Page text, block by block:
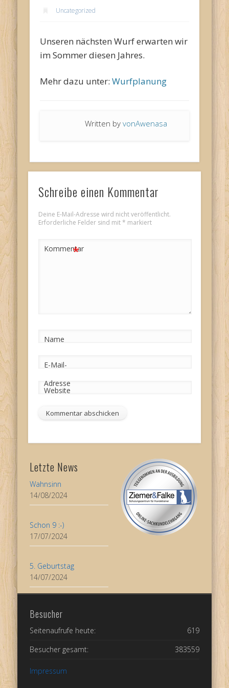
Uncategorized
Unseren nächsten Wurf erwarten wir
im Sommer diesen Jahres.
Mehr dazu unter:Wurfplanung
Written byvonAwenasa
Schreibe einen Kommentar
Deine E-Mail-Adresse wird nicht veröffentlicht.
Erforderliche Felder sind mit* markiert
Kommentar
*
Name
E-Mail-
Adresse
Website
Letzte News
Wahnsinn
14/08/2024
Schon 9 :-)
17/07/2024
5. Geburtstag
14/07/2024
Besucher
619
Seitenaufrufe heute:
383559
Besucher gesamt:
Impressum